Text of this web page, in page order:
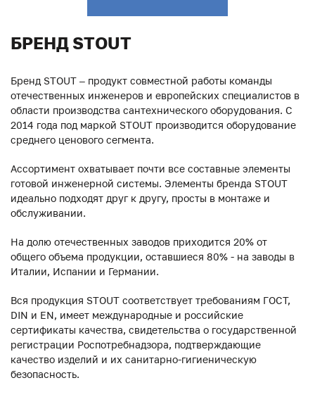
БРЕНД STOUT
Бренд STOUT – продукт совместной работы команды
отечественных инженеров и европейских специалистов в
области производства сантехнического оборудования. С
2014 года под маркой STOUT производится оборудование
среднего ценового сегмента.
Ассортимент охватывает почти все составные элементы
готовой инженерной системы. Элементы бренда STOUT
идеально подходят друг к другу, просты в монтаже и
обслуживании.
На долю отечественных заводов приходится 20% от
общего объема продукции, оставшиеся 80% - на заводы в
Италии, Испании и Германии.
Вся продукция STOUT соответствует требованиям ГОСТ,
DIN и EN, имеет международные и российские
сертификаты качества, свидетельства о государственной
регистрации Роспотребнадзора, подтверждающие
качество изделий и их санитарно-гигиеническую
безопасность.